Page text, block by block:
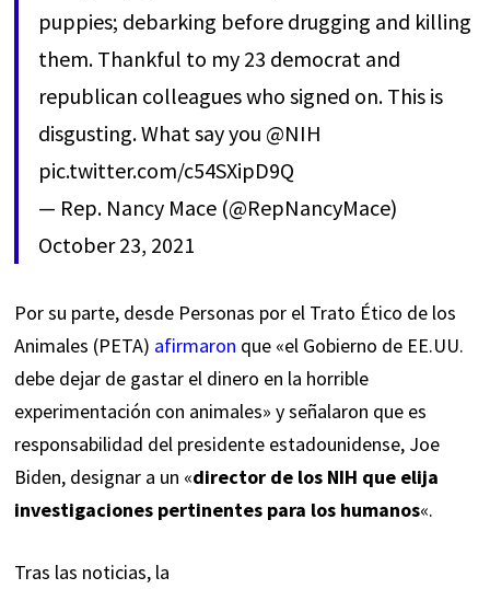
puppies; debarking before drugging and killing
them. Thankful to my 23 democrat and
republican colleagues who signed on. This is
disgusting. What say you @NIH
pic.twitter.com/c54SXipD9Q
— Rep. Nancy Mace (@RepNancyMace)
October 23, 2021
Por su parte, desde Personas por el Trato Ético de los
Animales (PETA) afirmaron que «el Gobierno de EE.UU.
debe dejar de gastar el dinero en la horrible
experimentación con animales» y señalaron que es
responsabilidad del presidente estadounidense, Joe
Biden, designar a un «director de los NIH que elija
investigaciones pertinentes para los humanos«.
Tras las noticias, la